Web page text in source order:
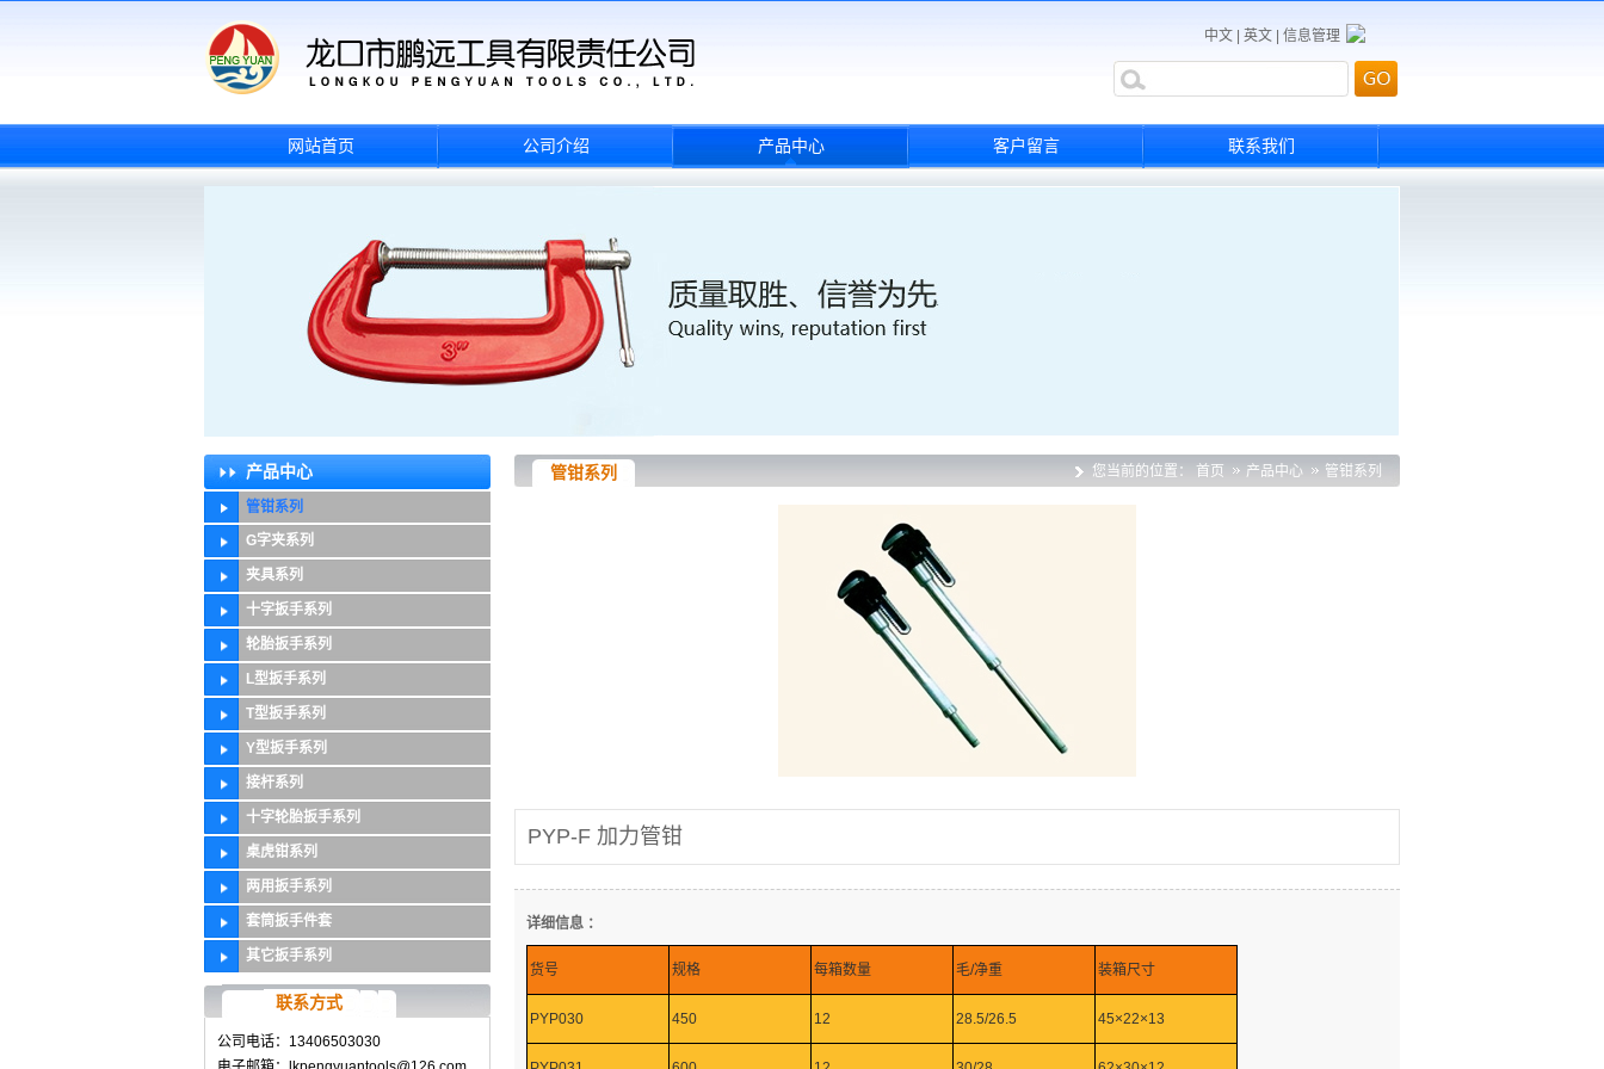
中文 英文 信息管理
网站首页 公司介绍 产品中心 客户留言 联系我们
产品中心
管钳系列
G字夹系列
夹具系列
十字扳手系列
轮胎扳手系列
L型扳手系列
T型扳手系列
Y型扳手系列
接杆系列
十字轮胎扳手系列
桌虎钳系列
两用扳手系列
套筒扳手件套
其它扳手系列
联系方式
公司电话：13406503030
管钳系列 您当前的位置： 首页 产品中心 管钳系列
PYP-F 加力管钳
详细信息 ：
货号 规格 每箱数量 毛/净重 装箱尺寸
PYP030 450 12 28.5/26.5 45×22×13